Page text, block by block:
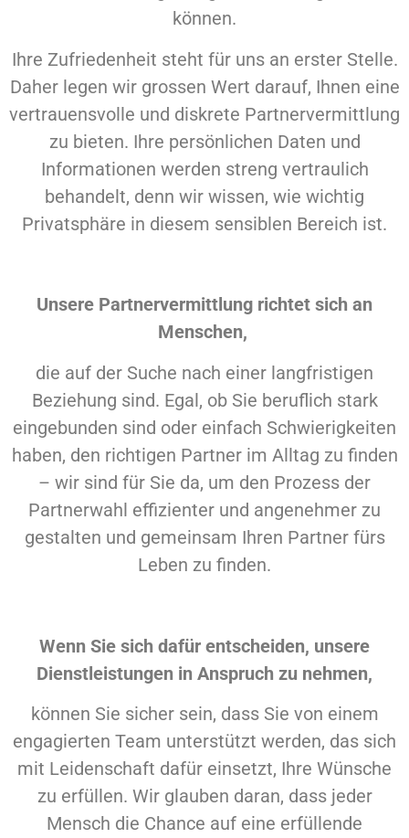
können.
Ihre Zufriedenheit steht für uns an erster Stelle.
Daher legen wir grossen Wert darauf, Ihnen eine
vertrauensvolle und diskrete Partnervermittlung
zu bieten. Ihre persönlichen Daten und
Informationen werden streng vertraulich
behandelt, denn wir wissen, wie wichtig
Privatsphäre in diesem sensiblen Bereich ist.
Unsere Partnervermittlung richtet sich an
Menschen,
die auf der Suche nach einer langfristigen
Beziehung sind. Egal, ob Sie beruflich stark
eingebunden sind oder einfach Schwierigkeiten
haben, den richtigen Partner im Alltag zu finden
– wir sind für Sie da, um den Prozess der
Partnerwahl effizienter und angenehmer zu
gestalten und gemeinsam Ihren Partner fürs
Leben zu finden.
Wenn Sie sich dafür entscheiden, unsere
Dienstleistungen in Anspruch zu nehmen,
können Sie sicher sein, dass Sie von einem
engagierten Team unterstützt werden, das sich
mit Leidenschaft dafür einsetzt, Ihre Wünsche
zu erfüllen. Wir glauben daran, dass jeder
Mensch die Chance auf eine erfüllende